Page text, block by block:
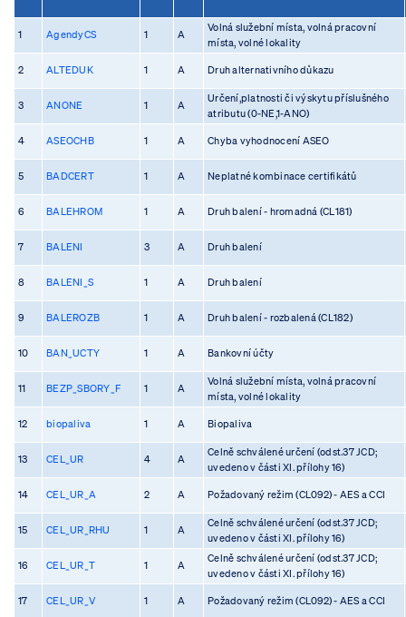
1 AgendyCS 1 A
Volná služební místa, volná pracovní
místa, volné lokality
2 ALTEDUK 1 A Druh alternativního důkazu
3 ANONE 1 A
Určení,platnosti či výskytu příslušného
atributu (0-NE,1-ANO)
4 ASEOCHB 1 A Chyba vyhodnocení ASEO
5 BADCERT 1 A Neplatné kombinace certifikátů
6 BALEHROM 1 A Druh balení - hromadná (CL181)
7 BALENI 3 A Druh balení
8 BALENI_S 1 A Druh balení
9 BALEROZB 1 A Druh balení - rozbalená (CL182)
10 BAN_UCTY 1 A Bankovní účty
11 BEZP_SBORY_F 1 A
Volná služební místa, volná pracovní
místa, volné lokality
12 biopaliva 1 A Biopaliva
13 CEL_UR 4 A
Celně schválené určení (odst.37 JCD;
uvedeno v části XI. přílohy 16)
14 CEL_UR_A 2 A Požadovaný režim (CL092) - AES a CCI
15 CEL_UR_RHU 1 A
Celně schválené určení (odst.37 JCD;
uvedeno v části XI. přílohy 16)
16 CEL_UR_T 1 A
Celně schválené určení (odst.37 JCD;
uvedeno v části XI. přílohy 16)
17 CEL_UR_V 1 A Požadovaný režim (CL092) - AES a CCI